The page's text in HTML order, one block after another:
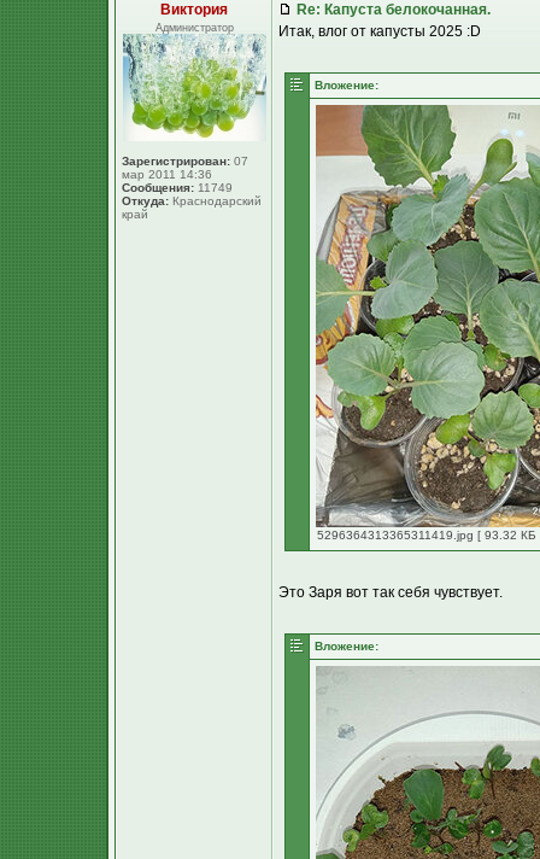
Виктория
Администратор
Зарегистрирован: 07
мар 2011 14:36
Сообщения: 11749
Откуда: Краснодарский
край
Re: Капуста белокочанная.
Итак, влог от капусты 2025 :D
Вложение:
5296364313365311419.jpg [ 93.32
Это Заря вот так себя чувствует.
Вложение: